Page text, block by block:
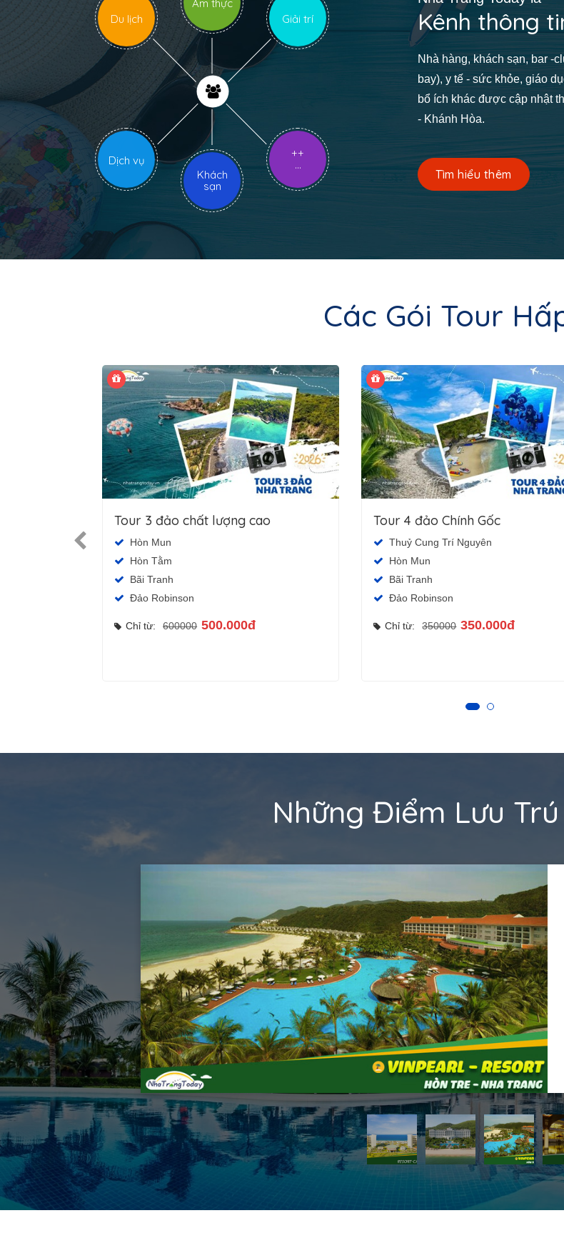
Du lịch
Ẩm thực
Giải trí
Dịch vụ
Khách
sạn
++
...
Kênh thông
Nhà hàng, khách sạn, bar -
bay), y tế - sức khỏe, giáo
bổ ích khác được cập nhật
- Khánh Hòa.
Tìm hiểu thêm
Các Gói Tour
Tour 3 đảo chất lượng cao
Hòn Mun
Hòn Tằm
Bãi Tranh
Đảo Robinson
Chỉ từ: 600000 500.000đ
Tour 4 đảo Chính Gốc
Thuỷ Cung Trí Nguyên
Hòn Mun
Bãi Tranh
Đảo Robinson
Chỉ từ: 350000 350.000đ
Những Điểm Lưu
là khu Resort
Hòn Tre. Với hệ
thự công suất lớn và
là lựa chọn hàng